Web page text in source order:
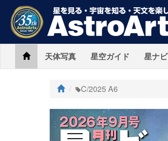
Home天体写真 星空ガイド 星ナビ
ト
プ
C/2025 A6